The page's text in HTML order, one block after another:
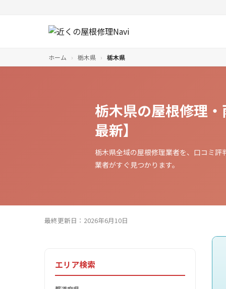
ホーム › 栃木県 › 栃木県
栃木県の屋根修理
最新】
栃木県全域の屋根修理業者を、口コミ
業者がすぐ見つかります。
最終更新日：2026年6月10日
エリア検索